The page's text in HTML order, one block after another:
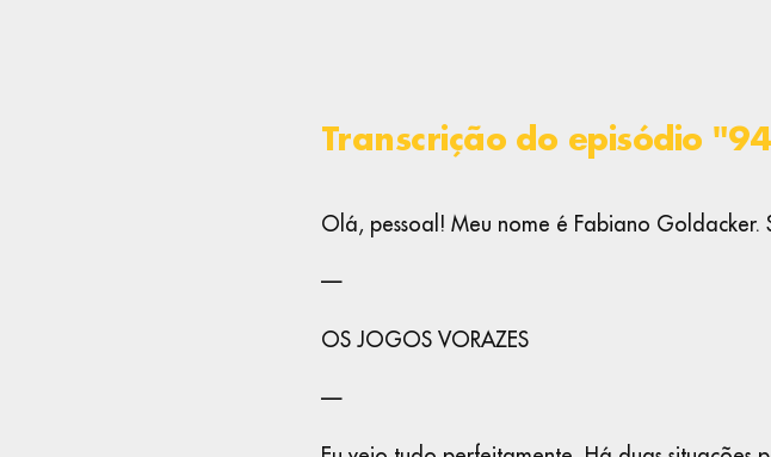
Transcrição do episódio
Olá, pessoal! Meu nome é Fabiano Goldacker.
—
OS JOGOS VORAZES
—